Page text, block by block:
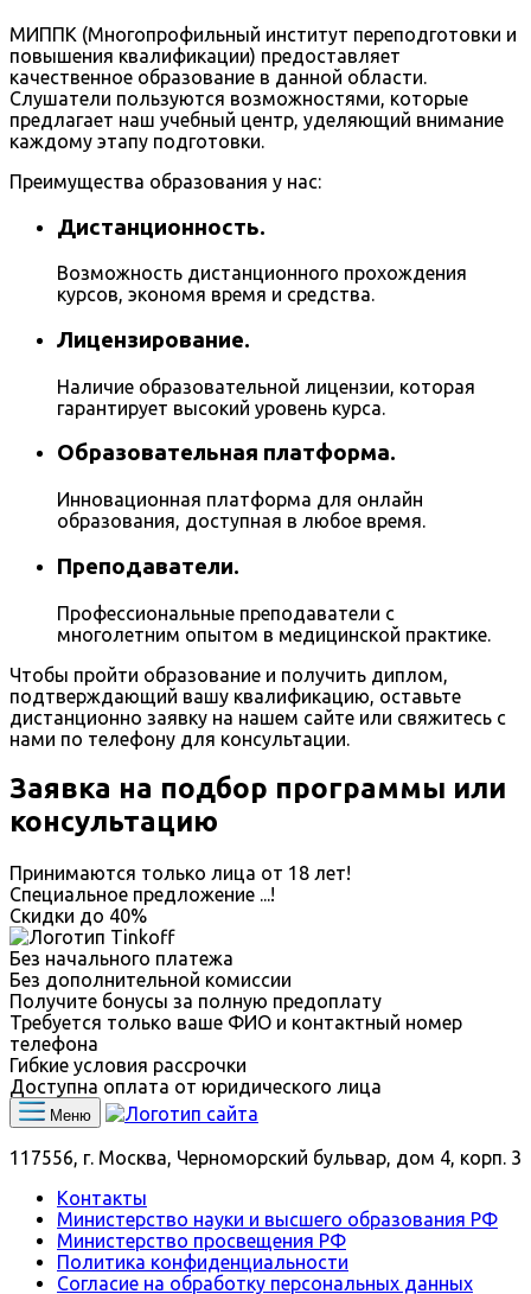
МИППК (Многопрофильный институт переподготовки и
повышения квалификации) предоставляет
качественное образование в данной области.
Слушатели пользуются возможностями, которые
предлагает наш учебный центр, уделяющий внимание
каждому этапу подготовки.
Преимущества образования у нас:
Дистанционность.
Возможность дистанционного прохождения
курсов, экономя время и средства.
Лицензирование.
Наличие образовательной лицензии, которая
гарантирует высокий уровень курса.
Образовательная платформа.
Инновационная платформа для онлайн
образования, доступная в любое время.
Преподаватели.
Профессиональные преподаватели с
многолетним опытом в медицинской практике.
Чтобы пройти образование и получить диплом,
подтверждающий вашу квалификацию, оставьте
дистанционно заявку на нашем сайте или свяжитесь с
нами по телефону для консультации.
Заявка на подбор программы или
консультацию
Принимаются только лица от 18 лет!
Специальное предложение ...!
Скидки до 40%
Без начального платежа
Без дополнительной комиссии
Получите бонусы за полную предоплату
Требуется только ваше ФИО и контактный номер
телефона
Гибкие условия рассрочки
Доступна оплата от юридического лица
Меню
117556, г. Москва, Черноморский бульвар, дом 4, корп. 3
Контакты
Министерство науки и высшего образования РФ
Министерство просвещения РФ
Политика конфиденциальности
Согласие на обработку персональных данных